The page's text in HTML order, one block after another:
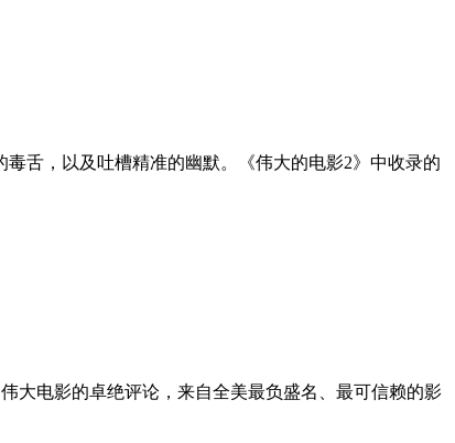
舌，以及吐槽精准的幽默。《伟大的电影2》中收录的
大电影的卓绝评论，来自全美最负盛名、最可信赖的影